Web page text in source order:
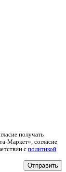
получать
Маркет», согласие
с политикой
Отправить